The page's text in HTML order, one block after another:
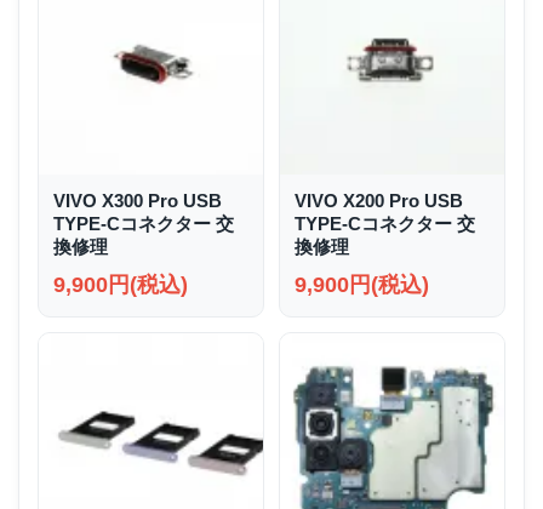
VIVO X300 Pro USB
TYPE-Cコネクター 交
換修理
9,900円(税込)
VIVO X200 Pro USB
TYPE-Cコネクター 交
換修理
9,900円(税込)